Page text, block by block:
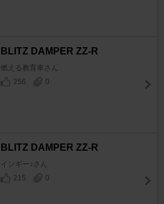
BLITZ DAMPER ZZ-R
燃える教育車さん
256
0
BLITZ DAMPER ZZ-R
インギー♪さん
215
0